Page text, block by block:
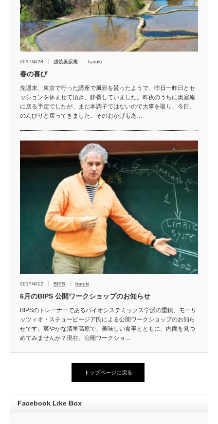
2017/4/28 越後奥寂庵 haruki
春の喜び
先週末、東京で行った講座で風邪を貰ったようで、昨日一昨日とセ
ッションを休ませて頂き、静養していました。昨夜のうちに奥寂庵
に戻る予定でしたが、まだ本調子ではないので大事を取り、今日、
のんびりと戻ってきました。そのおかげもあ…
2017/4/12 BIPS haruki
6月のBIPS 公開ワークショップのお知らせ
BIPSのトレーナーであるバイオシステミックス学派の重鎮、モーリ
ッツィオ・スチューピージア氏による公開ワークショップのお知ら
せです。爽やかな清里高原で、美味しい食事とともに、内面を見つ
めてみませんか？現在、公開ワークショ…
トップページに戻る
Facebook Like Box